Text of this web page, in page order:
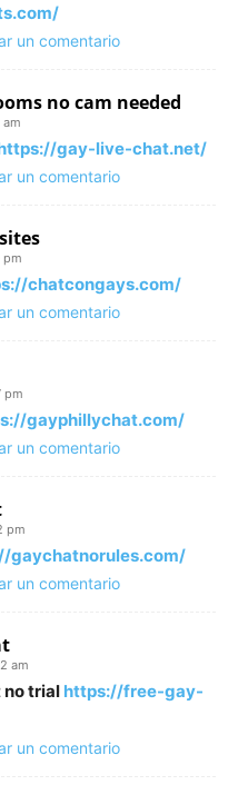
un comentario
no cam needed
gay-live-chat.net/
un comentario
pm
chatcongays.com/
un comentario
pm
gayphillychat.com/
un comentario
pm
gaychatnorules.com/
un comentario
am
no trial https://free-gay-
un comentario